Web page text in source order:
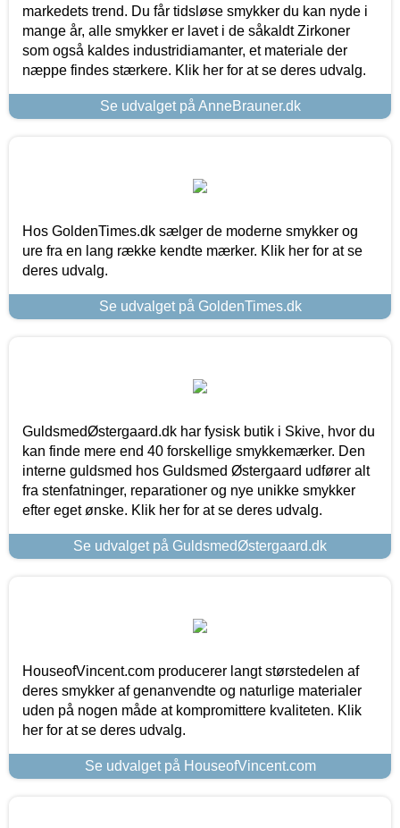
markedets trend. Du får tidsløse smykker du kan nyde i
mange år, alle smykker er lavet i de såkaldt Zirkoner
som også kaldes industridiamanter, et materiale der
næppe findes stærkere. Klik her for at se deres udvalg.
Se udvalget på AnneBrauner.dk
Hos GoldenTimes.dk sælger de moderne smykker og
ure fra en lang række kendte mærker. Klik her for at se
deres udvalg.
Se udvalget på GoldenTimes.dk
GuldsmedØstergaard.dk har fysisk butik i Skive, hvor du
kan finde mere end 40 forskellige smykkemærker. Den
interne guldsmed hos Guldsmed Østergaard udfører alt
fra stenfatninger, reparationer og nye unikke smykker
efter eget ønske. Klik her for at se deres udvalg.
Se udvalget på GuldsmedØstergaard.dk
HouseofVincent.com producerer langt størstedelen af
deres smykker af genanvendte og naturlige materialer
uden på nogen måde at kompromittere kvaliteten. Klik
her for at se deres udvalg.
Se udvalget på HouseofVincent.com